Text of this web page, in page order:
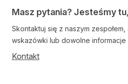
Masz pytania? Jesteśmy
Skontaktuj się z naszym
wskazówki lub dowolne informacje
Kontakt